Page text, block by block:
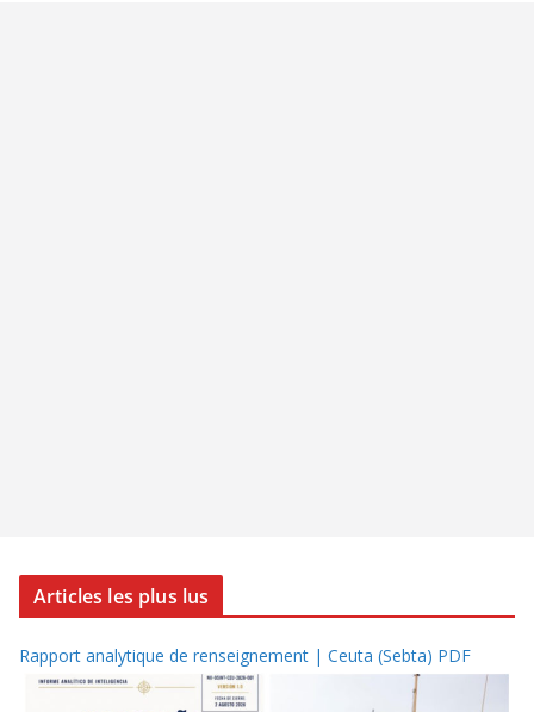
Articles les plus lus
Rapport analytique de renseignement | Ceuta (Sebta) PDF